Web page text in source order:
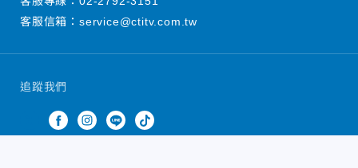
追蹤我們
客服信箱： service@ctitv.com.tw